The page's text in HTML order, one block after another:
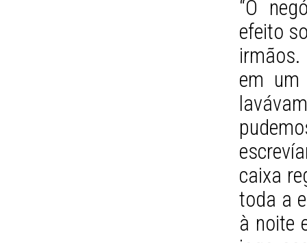
“O
efeito
em um
caixa
toda a
à noite